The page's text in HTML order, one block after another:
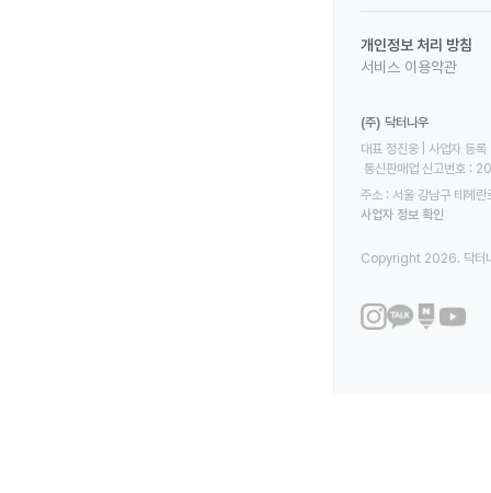
개인정보 처리 방침
서비스 이용약관
(주) 닥터나우
대표 정진웅 | 사업자
통신판매업 신고번호
주소 : 서울 강남구 테헤
사업자 정보 확인
Copyright 2026. 닥터